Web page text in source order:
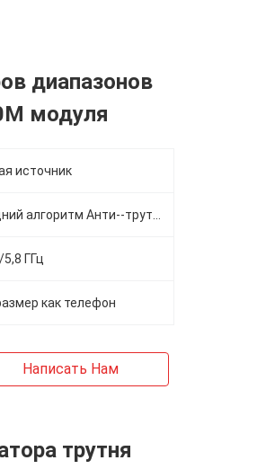
диапазонов
модуля
источник
ГГц
как телефон
Написать Нам
трутня